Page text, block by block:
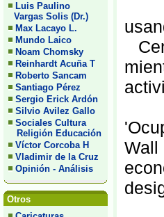
Luis Paulino
Vargas Solis (Dr.)
Max Lacayo L.
Mundo Laico
Noam Chomsky
Reinhardt Acuña T
Roberto Sancam
Santiago Pérez
Sergio Erick Ardón
Silvio Avilez Gallo
Sociales Cultura
Religión Educación
Víctor Corcoba H
Vladimir de la Cruz
Opinión - Análisis
Otros